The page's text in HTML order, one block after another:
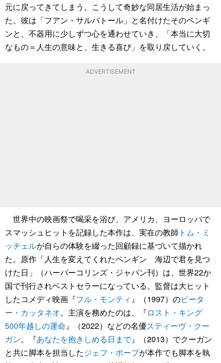
元に戻ってきてしまう。こうして奇妙な同居生活が始まっ
た。彼は「フアン・サルバトール」と名付けたそのペンギ
ンと、不器用に少しずつ心を通わせていき、「本当に大切
なもの＝人生の意味と、生きる喜び」を取り戻していく。
ADVERTISEMENT
世界中の映画祭で喝采を浴び、アメリカ、ヨーロッパで
スマッシュヒットを記録した本作は、実在の教師 トム・ミ
ッチェルが自らの体験を綴った回顧録に基づいて描かれ
た。原作「人生を変えてくれたペンギン 海辺で君を見つ
けた日」（ハーパーコリンズ・ジャパン刊）は、世界22か
国で刊行されベストセラーになっている。監督は大ヒット
したコメディ映画『フル・モンティ 』（1997）のピータ
ー・カッタネオ。主演を務めたのは、『ロスト・キング
500年越しの運命』（2022）などの名優スティーヴ・クー
ガン。『あなたを抱きしめる日まで』（2013）でクーガン
と共に脚本を担当したジェフ・ポープが本作でも脚本を執